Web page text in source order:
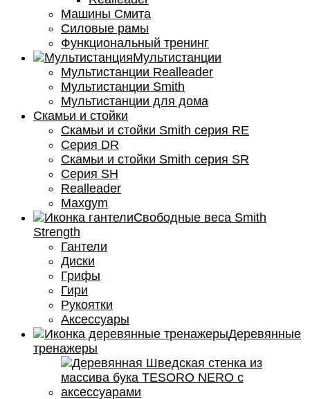
Машины Смита
Силовые рамы
Функциональный тренинг
Мультистанции
Мультистанции Realleader
Мультистанции Smith
Мультистанции для дома
Скамьи и стойки
Скамьи и стойки Smith серия RE
Серия DR
Скамьи и стойки Smith серия SR
Серия SH
Realleader
Maxgym
Свободные веса Smith
Strength
Гантели
Диски
Грифы
Гири
Рукоятки
Аксессуары
Деревянные
тренажеры